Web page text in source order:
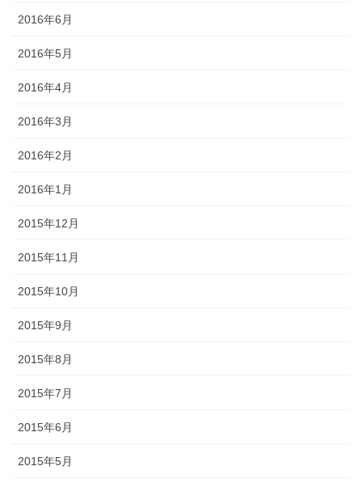
2016年6月
2016年5月
2016年4月
2016年3月
2016年2月
2016年1月
2015年12月
2015年11月
2015年10月
2015年9月
2015年8月
2015年7月
2015年6月
2015年5月